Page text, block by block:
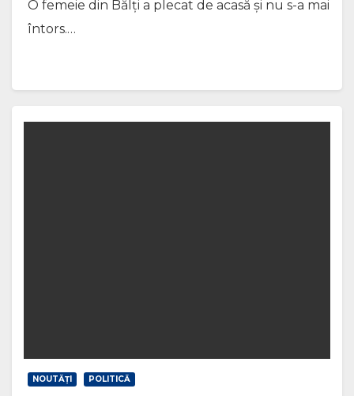
O femeie din Bălți a plecat de acasă și nu s-a mai
întors.…
NOUTĂŢI POLITICĂ